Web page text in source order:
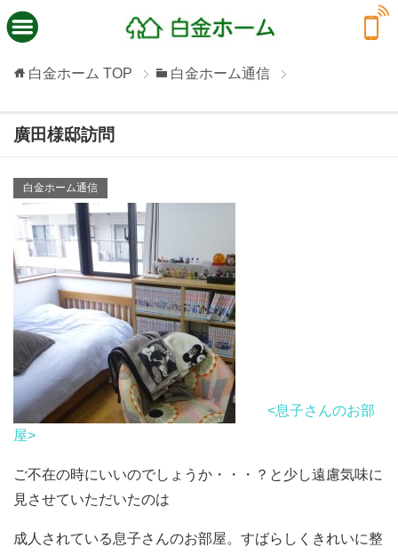
白金ホーム TOP 白金ホーム通信
廣田様邸訪問
白金ホーム通信
<息子さんのお部
屋>
ご不在の時にいいのでしょうか・・・？と少し遠慮気味に
見させていただいたのは
成人されている息子さんのお部屋。すばらしくきれいに整